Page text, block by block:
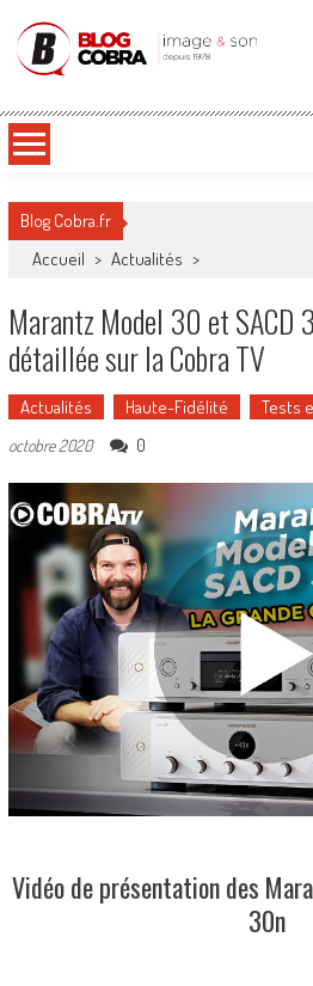
Blog Cobra
Blog Cobra.fr
Accueil > Actualités >
Marantz Model 30 et SACD
détaillée sur la Cobra TV
Actualités Haute-Fidélité Tests
octobre 2020
0
Vidéo de présentation des
30n